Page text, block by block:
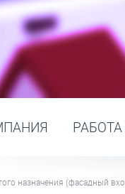
РАБОТА
назначения (фасадный